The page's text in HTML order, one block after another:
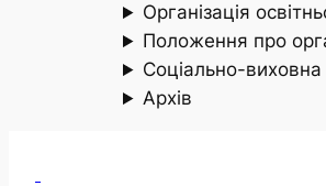
Організація
Положення про
Соціально-виховна
Архів